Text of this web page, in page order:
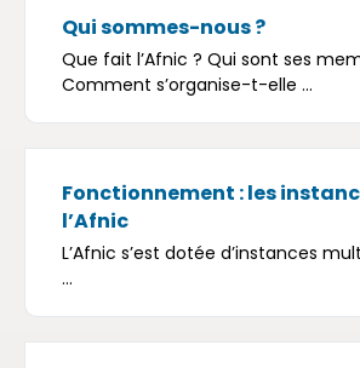
Qui sommes-nous ?
Que fait l’Afnic ? Qui sont ses
Comment s’organise-t-elle ...
Fonctionnement : les
l’Afnic
L’Afnic s’est dotée d’instances
...